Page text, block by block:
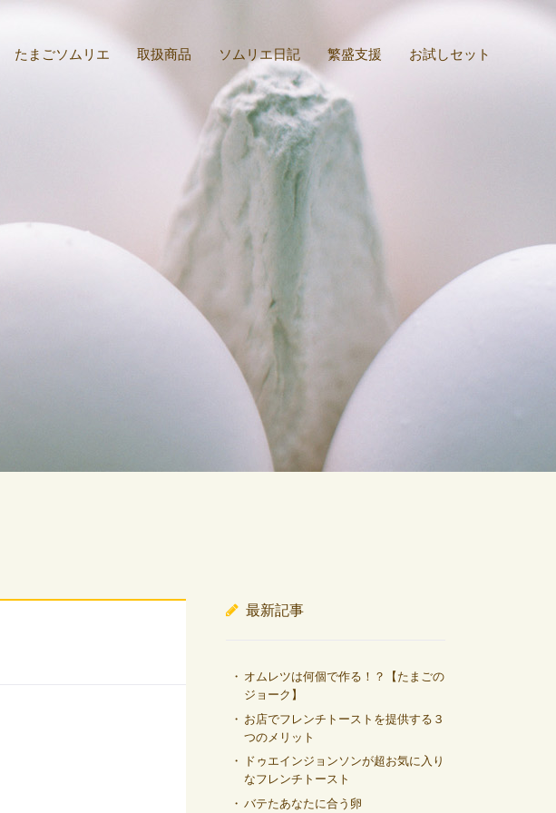
たまごソムリエ 取扱商品 ソムリエ日記 繁盛支援 お試しセット
最新記事
オムレツは何個で作る！？【たまごの
ジョーク】
お店でフレンチトーストを提供する３
つのメリット
ドゥエインジョンソンが超お気に入り
なフレンチトースト
バテたあなたに合う卵